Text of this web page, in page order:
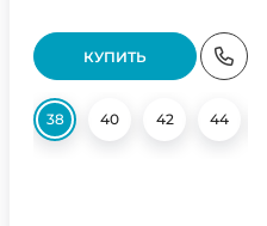
КУПИТЬ
38 40 42 44